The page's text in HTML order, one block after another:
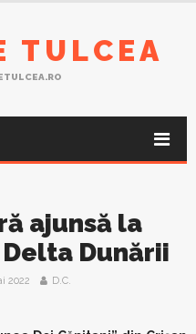
TULCEA
ajunsă la
Dunării
2022 D.C.